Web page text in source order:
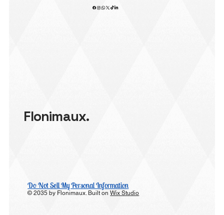
Flonimaux.
Do Not Sell My Personal Information
© 2035 by Flonimaux. Built onWix Studio